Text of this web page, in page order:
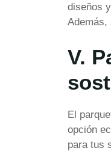
diseños
Además,
V.
El
opción
para tus